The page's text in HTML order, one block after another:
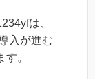
は、
入が進む
。